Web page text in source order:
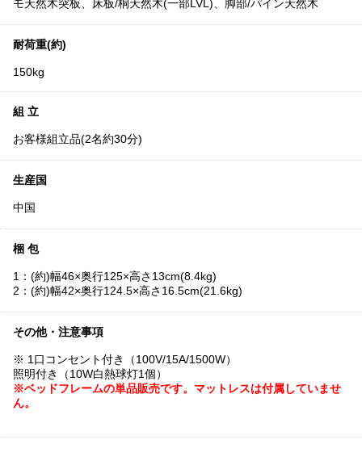
モ天然木突板、床板/桐天然木(一部LVL)、脚部/パイン天然木
耐荷重(約)
150kg
組 立
お客様組立品(2名約30分)
生産国
中国
梱 包
1：(約)幅46×奥行125×高さ13cm(8.4kg)
2：(約)幅42×奥行124.5×高さ16.5cm(21.6kg)
その他・注意事項
※ 1口コンセント付き（100V/15A/1500W）
照明付き（10W白熱球灯1個）
※ベッドフレームの単品販売です。マットレスは付属していませ
ん。